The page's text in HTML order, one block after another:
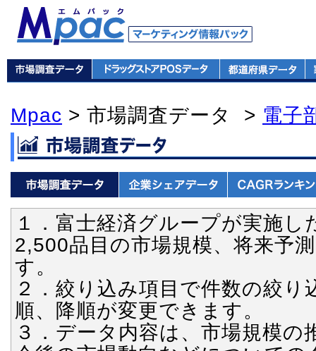
Mpac > 市場調査データ > 電子
１．富士経済グループが実施し
2,500品目の市場規模、将来予
す。
２．絞り込み項目で件数の絞
順、降順が変更できます。
３．データ内容は、市場規模